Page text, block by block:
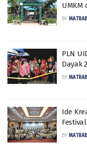
UMKM
BY
PLN
Dayak
BY
Ide
Festival
BY